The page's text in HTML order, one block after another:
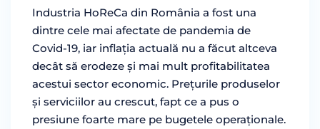
Industria HoReCa din România a fost una
dintre cele mai afectate de pandemia de
Covid-19, iar inflația actuală nu a făcut altceva
decât să erodeze și mai mult profitabilitatea
acestui sector economic. Prețurile produselor
și serviciilor au crescut, fapt ce a pus o
presiune foarte mare pe bugetele operaționale.